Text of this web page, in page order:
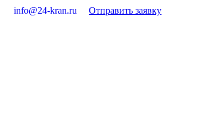
info@24-kran.ru Отправить заявку